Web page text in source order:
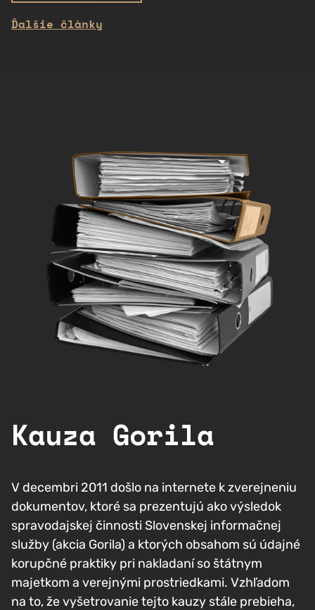
Ďalšie články
Kauza Gorila
V decembri 2011 došlo na internete k zverejneniu
dokumentov, ktoré sa prezentujú ako výsledok
spravodajskej činnosti Slovenskej informačnej
služby (akcia Gorila) a ktorých obsahom sú údajné
korupčné praktiky pri nakladaní so štátnym
majetkom a verejnými prostriedkami. Vzhľadom
na to, že vyšetrovanie tejto kauzy stále prebieha,